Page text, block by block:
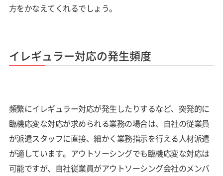
方をかなえてくれるでしょう。
イレギュラー対応の発生頻度
頻繁にイレギュラー対応が発生したりするなど、突発的に
臨機応変な対応が求められる業務の場合は、自社の従業員
が派遣スタッフに直接、細かく業務指示を行える人材派遣
が適しています。アウトソーシングでも臨機応変な対応は
可能ですが、自社従業員がアウトソーシング会社のメンバ